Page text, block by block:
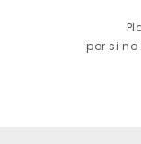
por si